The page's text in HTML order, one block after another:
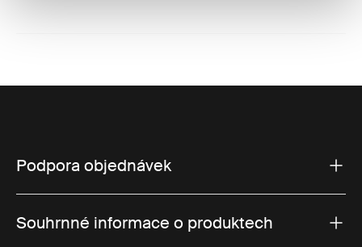
Podpora objednávek
Souhrnné informace o produktech